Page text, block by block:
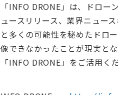
「INFO DRONE」は、ドロ
ュースリリース、業界ニュー
と多くの可能性を秘めたドロ
像できなかったことが現実と
「INFO DRONE」をご活用く